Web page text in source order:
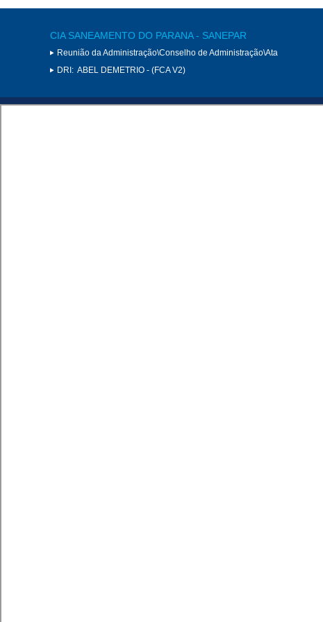
CIA SANEAMENTO DO PARANA - SANEPAR
Reunião da Administração\Conselho de Administração\Ata
DRI: ABEL DEMETRIO - (FCA V2)